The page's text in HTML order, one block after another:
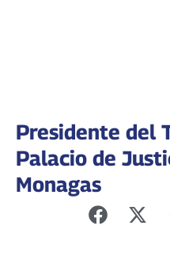
Presidente del
Palacio de
Monagas